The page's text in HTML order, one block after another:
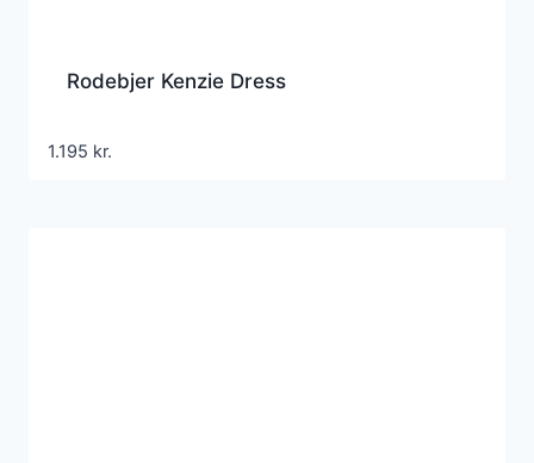
Rodebjer Kenzie Dress
1.195 kr.